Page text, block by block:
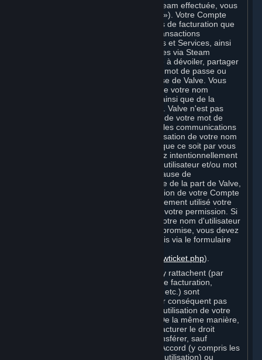
Une fois la procédure d'inscription à Steam effectuée, vous
créez un compte Steam (un « Compte »). Votre Compte
peut également inclure les informations de facturation que
vous communiquez à Valve pour les transactions
concernant les Souscriptions, Contenus et Services, ainsi
que pour l'achat de tous biens physiques via Steam
(« Matériel »). Vous n'êtes pas autorisé à dévoiler, partager
ou permettre à des tiers d'utiliser votre mot de passe ou
votre Compte sauf autorisation expresse de Valve. Vous
êtes responsable de la confidentialité de votre nom
d'utilisateur et de votre mot de passe, ainsi que de la
sécurité de votre système informatique. Valve n'est pas
responsable de l'utilisation qui est faite de votre mot de
passe et de votre Compte ni de toutes les communications
et activités sur Steam résultant de l'utilisation de votre nom
d'utilisateur et de votre mot de passe, que ce soit par vous
ou par toute personne à qui vous auriez intentionnellement
ou par négligence exposé votre nom d'utilisateur et/ou mot
de passe en violation de la présente clause de
confidentialité. Sauf faute ou négligence de la part de Valve,
Valve n’est pas responsable de l’utilisation de votre Compte
par une personne qui aurait frauduleusement utilisé votre
nom d'utilisateur et mot de passe sans votre permission. Si
vous pensez que la confidentialité de votre nom d'utilisateur
et/ou mot de passe peut avoir été compromise, vous devez
en avertir Valve dans les meilleurs délais via le formulaire
https://support.steampowered.com/newticket.php).
Votre Compte et les informations qui s'y rattachent (par
exemple : coordonnées, informations de facturation,
historique du Compte et Souscriptions, etc.) sont
strictement personnels. Vous n'êtes par conséquent pas
autorisé à vendre ou facturer le droit d'utilisation de votre
Compte à des tiers, ni à le transférer. De la même manière,
vous n'êtes pas autorisé à vendre ou facturer le droit
d'utiliser des Souscriptions, ni à les transférer, sauf
autorisation expresse dans le présent Accord (y compris les
Conditions de Souscription et Règles d'utilisation) ou